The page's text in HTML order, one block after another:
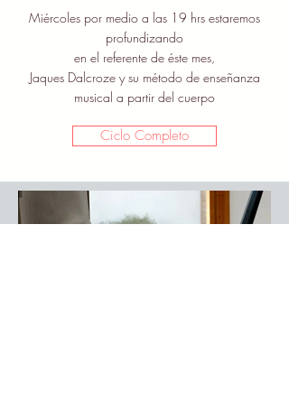
Miércoles por medio a las 19 hrs estaremos
profundizando
en el referente de éste mes,
Jaques Dalcroze y su método de enseñanza
musical a partir del cuerpo
Ciclo Completo